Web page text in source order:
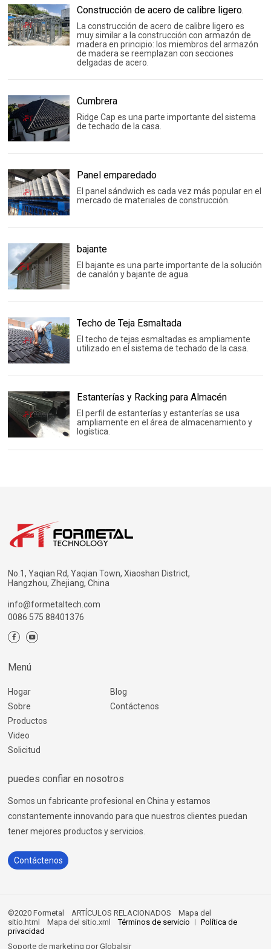
Construcción de acero de calibre ligero.
La construcción de acero de calibre ligero es
muy similar a la construcción con armazón de
madera en principio: los miembros del armazón
de madera se reemplazan con secciones
delgadas de acero.
Cumbrera
Ridge Cap es una parte importante del sistema
de techado de la casa.
Panel emparedado
El panel sándwich es cada vez más popular en el
mercado de materiales de construcción.
bajante
El bajante es una parte importante de la solución
de canalón y bajante de agua.
Techo de Teja Esmaltada
El techo de tejas esmaltadas es ampliamente
utilizado en el sistema de techado de la casa.
Estanterías y Racking para Almacén
El perfil de estanterías y estanterías se usa
ampliamente en el área de almacenamiento y
logística.
No.1, Yaqian Rd, Yaqian Town, Xiaoshan District,
Hangzhou, Zhejiang, China
info@formetaltech.com
0086 575 88401376
Menú
Hogar
Sobre
Productos
Video
Solicitud
Blog
Contáctenos
puedes confiar en nosotros
Somos un fabricante profesional en China y estamos
constantemente innovando para que nuestros clientes puedan
tener mejores productos y servicios.
Contáctenos
©2020 FormetalARTÍCULOS RELACIONADOS
Mapa del
sitio.html
Mapa del sitio.xml Términos de servicio
Política de
privacidad
Soporte de marketing porGlobalsir